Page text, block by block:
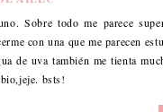
Sobre todo me parece
con una que me parecen
de uva también me tienta
bsts!